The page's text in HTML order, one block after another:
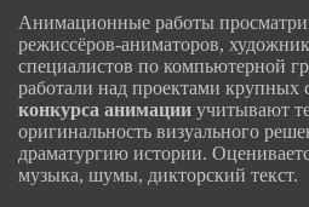
Анимационные работы
режиссёров-аниматоров,
специалистов по компьютерной
работали над проектами крупных
конкурса анимации учитывают
оригинальность визуального
драматургию истории.
музыка, шумы, дикторский текст.